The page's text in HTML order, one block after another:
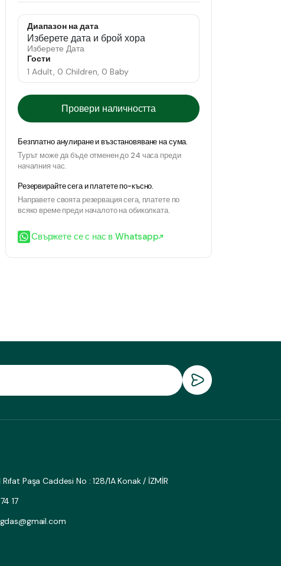
Диапазон на дата
Изберете дата и брой хора
Изберете Дата
Гости
1 Adult, 0 Children, 0 Baby
Провери наличността
Безплатно анулиране и възстановяване на сума.
Турът може да бъде отменен до 24 часа преди
началния час.
Резервирайте сега и платете по-късно.
Направете своята резервация сега, платете по
всяко време преди началото на обиколката.
Свържете се с нас в Whatsapp
Paşa Caddesi No : 128/1A Konak / İZMİR
17